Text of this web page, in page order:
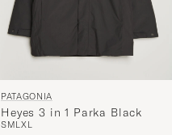
PATAGONIA
Heyes 3 in 1 Parka Black
SMLXL